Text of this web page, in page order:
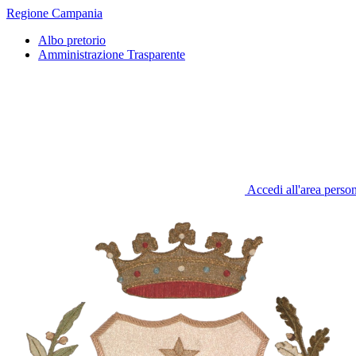
Regione Campania
Albo pretorio
Amministrazione Trasparente
Accedi all'area